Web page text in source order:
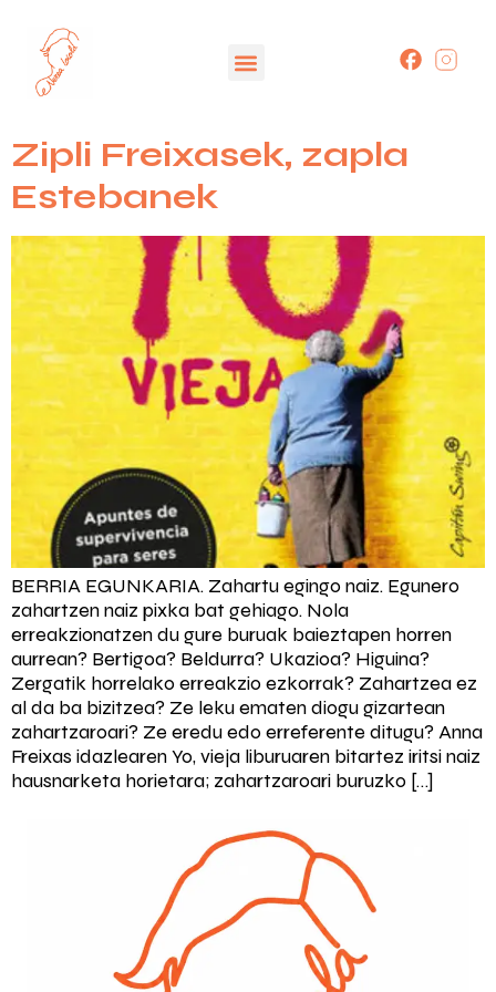
Zipli Freixasek, zapla
Estebanek
BERRIA EGUNKARIA. Zahartu egingo naiz. Egunero
zahartzen naiz pixka bat gehiago. Nola
erreakzionatzen du gure buruak baieztapen horren
aurrean? Bertigoa? Beldurra? Ukazioa? Higuina?
Zergatik horrelako erreakzio ezkorrak? Zahartzea ez
al da ba bizitzea? Ze leku ematen diogu gizartean
zahartzaroari? Ze eredu edo erreferente ditugu? Anna
Freixas idazlearen Yo, vieja liburuaren bitartez iritsi naiz
hausnarketa horietara; zahartzaroari buruzko […]